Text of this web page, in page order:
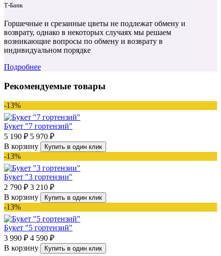
Т‑Банк
Горшечные и срезанные цветы не подлежат обмену и
возврату, однако в некоторых случаях мы решаем
возникающие вопросы по обмену и возврату в
индивидуальном порядке
Подробнее
Рекомендуемые товары
-13%
Букет "7 гортензий"
5 190 ₽ 5 970 ₽
В корзину
Купить в один клик
-13%
Букет "3 гортензии"
2 790 ₽ 3 210 ₽
В корзину
Купить в один клик
-13%
Букет "5 гортензий"
3 990 ₽ 4 590 ₽
В корзину
Купить в один клик